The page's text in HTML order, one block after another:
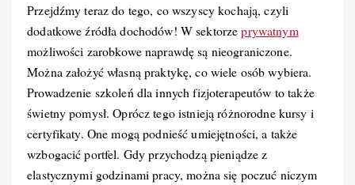
Przejdźmy teraz do tego, co wszyscy kochają, czyli
dodatkowe źródła dochodów! W sektorzeprywatnym
możliwości zarobkowe naprawdę są nieograniczone.
Można założyć własną praktykę, co wiele osób wybiera.
Prowadzenie szkoleń dla innych fizjoterapeutów to także
świetny pomysł. Oprócz tego istnieją różnorodne kursy i
certyfikaty. One mogą podnieść umiejętności, a także
wzbogacić portfel. Gdy przychodzą pieniądze z
elastycznymi godzinami pracy, można się poczuć niczym